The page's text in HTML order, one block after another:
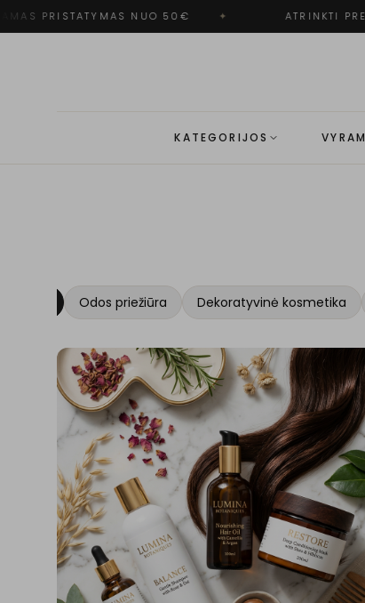
PRISTATYMAS NUO 50€ ✦ ATRINKTI
KATEGORIJOS
Odos priežiūra Dekoratyvinė kosmetika